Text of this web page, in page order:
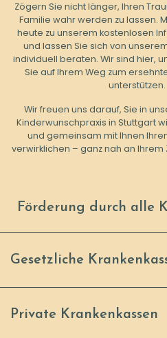
Zögern Sie nicht länger, Ihren
Familie wahr werden zu lassen.
heute zu unserem kostenlosen
und lassen Sie sich von
individuell beraten. Wir sind hier,
Sie auf Ihrem Weg zum
unterstützen.
Wir freuen uns darauf, Sie in
Kinderwunschpraxis in Stuttgart
und gemeinsam mit Ihnen
verwirklichen – ganz nah an Ihrem
Förderung durch alle
Gesetzliche
Private Krankenkassen